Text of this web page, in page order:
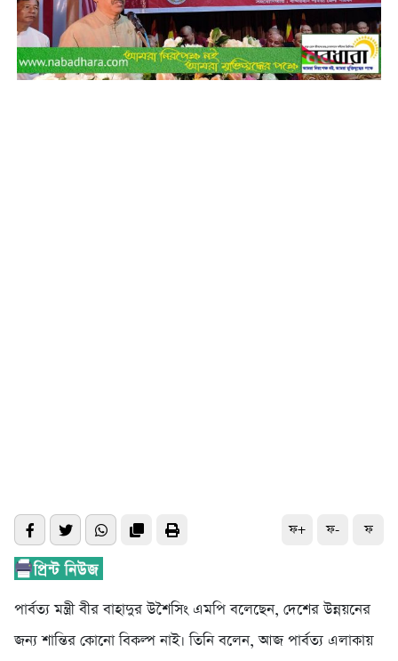
ফ+ ফ- ফ
পার্বত্য মন্ত্রী বীর বাহাদুর উশৈসিং এমপি বলেছেন, দেশের উন্নয়নের
জন্য শান্তির কোনো বিকল্প নাই। তিনি বলেন, আজ পার্বত্য এলাকায়